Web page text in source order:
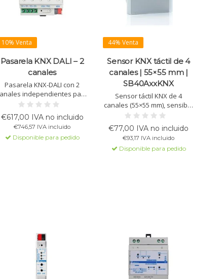
10% Venta
Pasarela KNX DALI – 2
canales
Pasarela KNX-DALI con 2
independientes para
controlar hasta 128 ECG (64
por canal). Compatible con
Tunable White (DT-8),
escenas, horarios y
diagnóstico de fallos vía KNX.
€617,00 IVA no incluido
€746,57 IVA incluido
Disponible para pedido
44% Venta
Sensor KNX táctil de 4
canales | 55×55 mm |
SB40AxxKNX
Sensor táctil KNX de 4
canales (55×55 mm), sensible
al toque, con barra LED RGB,
controlador PI, entrada
digital/analógica y funciones
para conmutación,
regulación, persianas y
€77,00 IVA no incluido
€93,17 IVA incluido
Disponible para pedido